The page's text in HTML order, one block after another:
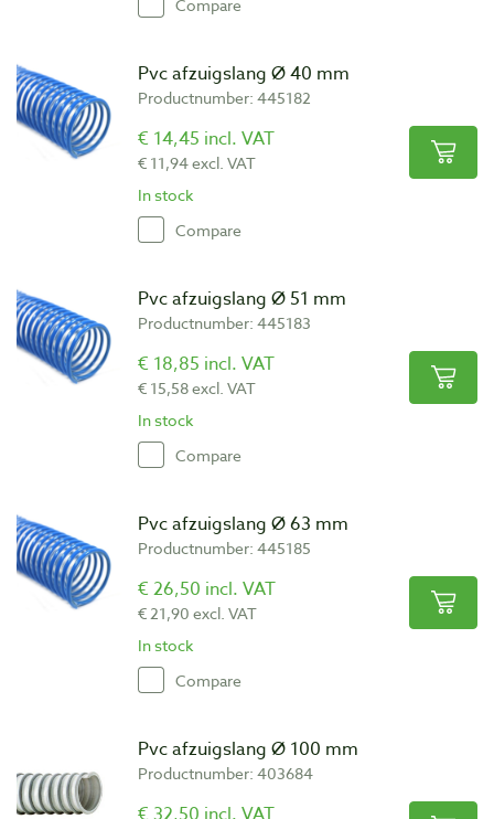
Compare
Pvc afzuigslang Ø 40 mm
Productnumber: 445182
€ 14,45 incl. VAT
€ 11,94 excl. VAT
In stock
Compare
Pvc afzuigslang Ø 51 mm
Productnumber: 445183
€ 18,85 incl. VAT
€ 15,58 excl. VAT
In stock
Compare
Pvc afzuigslang Ø 63 mm
Productnumber: 445185
€ 26,50 incl. VAT
€ 21,90 excl. VAT
In stock
Compare
Pvc afzuigslang Ø 100 mm
Productnumber: 403684